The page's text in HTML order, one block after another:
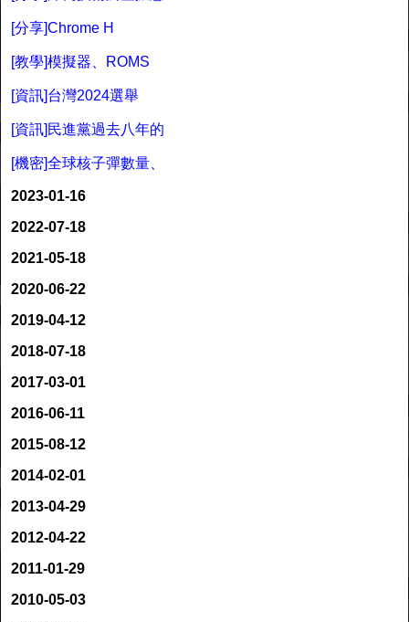
[分享]Chrome H
[教學]模擬器、ROMS
[資訊]台灣2024選舉
[資訊]民進黨過去八年的
[機密]全球核子彈數量、
2023-01-16
2022-07-18
2021-05-18
2020-06-22
2019-04-12
2018-07-18
2017-03-01
2016-06-11
2015-08-12
2014-02-01
2013-04-29
2012-04-22
2011-01-29
2010-05-03